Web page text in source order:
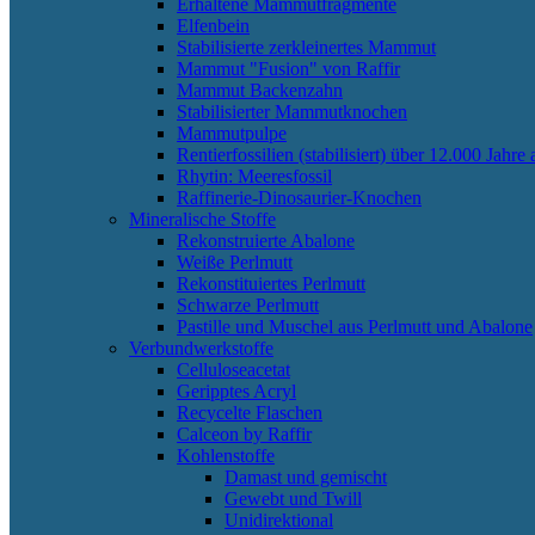
Erhaltene Mammutfragmente
Elfenbein
Stabilisierte zerkleinertes Mammut
Mammut "Fusion" von Raffir
Mammut Backenzahn
Stabilisierter Mammutknochen
Mammutpulpe
Rentierfossilien (stabilisiert) über 12.000 Jahre
Rhytin: Meeresfossil
Raffinerie-Dinosaurier-Knochen
Mineralische Stoffe
Rekonstruierte Abalone
Weiße Perlmutt
Rekonstituiertes Perlmutt
Schwarze Perlmutt
Pastille und Muschel aus Perlmutt und Abalone
Verbundwerkstoffe
Celluloseacetat
Geripptes Acryl
Recycelte Flaschen
Calceon by Raffir
Kohlenstoffe
Damast und gemischt
Gewebt und Twill
Unidirektional